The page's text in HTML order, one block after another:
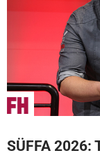
SÜFFA 2026: